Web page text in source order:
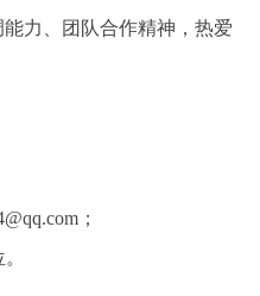
能力、团队合作精神，热爱
；